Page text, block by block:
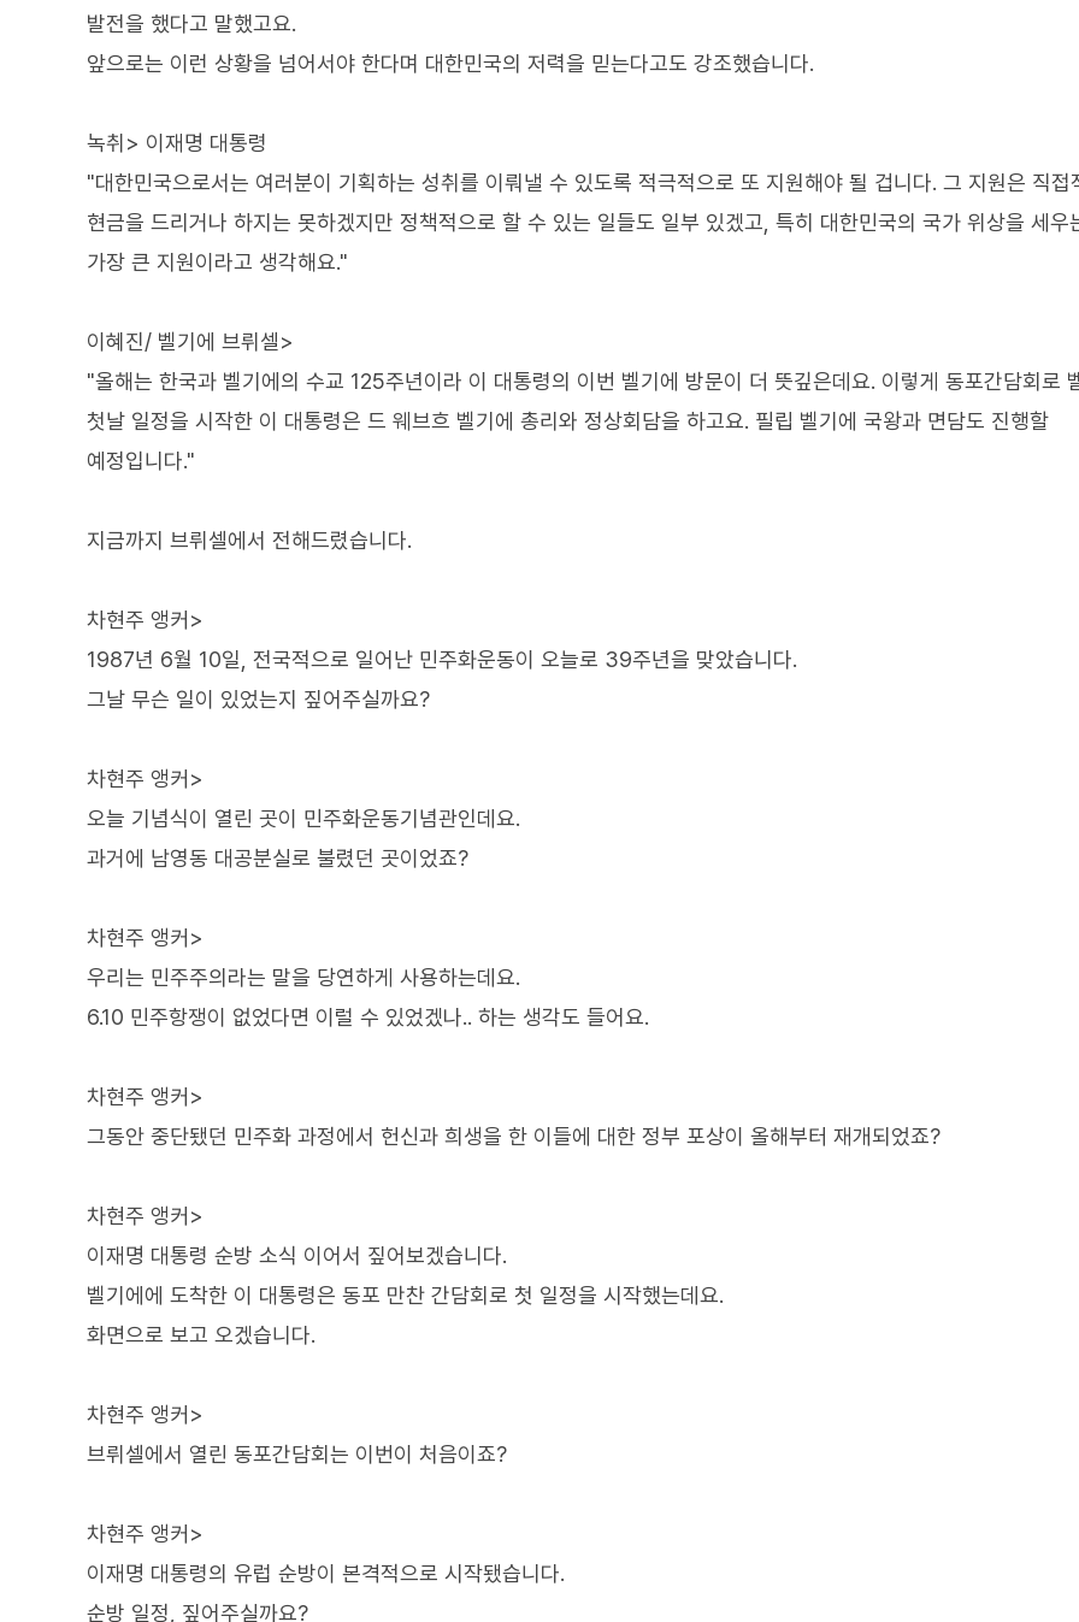
발전을 했다고 말했고요.
앞으로는 이런 상황을 넘어서야 한다며 대한민국의 저력을 믿는다고도 강조했습니다.
녹취> 이재명 대통령
"대한민국으로서는 여러분이 기획하는 성취를 이뤄낼 수 있도록 적극적으로 또 지원해야 될 겁니다. 그 지원은 직접
현금을 드리거나 하지는 못하겠지만 정책적으로 할 수 있는 일들도 일부 있겠고, 특히 대한민국의 국가 위상을 세우
가장 큰 지원이라고 생각해요."
이혜진/ 벨기에 브뤼셀>
"올해는 한국과 벨기에의 수교 125주년이라 이 대통령의 이번 벨기에 방문이 더 뜻깊은데요. 이렇게 동포간담회로
첫날 일정을 시작한 이 대통령은 드 웨브흐 벨기에 총리와 정상회담을 하고요. 필립 벨기에 국왕과 면담도 진행할
예정입니다."
지금까지 브뤼셀에서 전해드렸습니다.
차현주 앵커>
1987년 6월 10일, 전국적으로 일어난 민주화운동이 오늘로 39주년을 맞았습니다.
그날 무슨 일이 있었는지 짚어주실까요?
차현주 앵커>
오늘 기념식이 열린 곳이 민주화운동기념관인데요.
과거에 남영동 대공분실로 불렸던 곳이었죠?
차현주 앵커>
우리는 민주주의라는 말을 당연하게 사용하는데요.
6.10 민주항쟁이 없었다면 이럴 수 있었겠나.. 하는 생각도 들어요.
차현주 앵커>
그동안 중단됐던 민주화 과정에서 헌신과 희생을 한 이들에 대한 정부 포상이 올해부터 재개되었죠?
차현주 앵커>
이재명 대통령 순방 소식 이어서 짚어보겠습니다.
벨기에에 도착한 이 대통령은 동포 만찬 간담회로 첫 일정을 시작했는데요.
화면으로 보고 오겠습니다.
차현주 앵커>
브뤼셀에서 열린 동포간담회는 이번이 처음이죠?
차현주 앵커>
이재명 대통령의 유럽 순방이 본격적으로 시작됐습니다.
순방 일정, 짚어주실까요?